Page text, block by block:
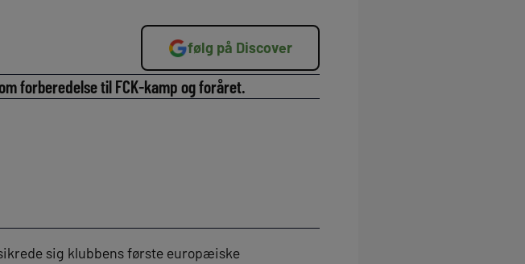
følg på Discover
forberedelse til FCK-kamp og foråret.
sig klubbens første europæiske